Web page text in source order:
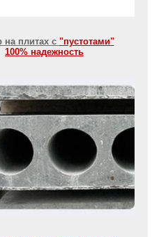
на плитах с "пустотами"
100% надежность